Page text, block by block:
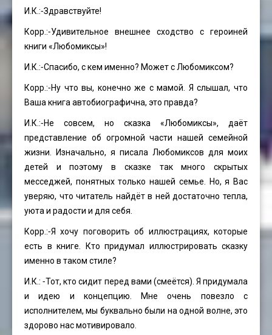
И.К.:⁃Здравствуйте!
Корр.:⁃Удивительное внешнее сходство с героиней
книги «Любомиксы»!
И.К.:⁃Спасибо, с кем именно? Может с Любомиксом?
Корр.:⁃Ну что вы, конечно же с мамой. Я слышал, что
Ваша книга автобиографична, это правда?
И.К.:⁃Не совсем, но сказка «Любомиксы», даёт
представление об огромной части нашей семейной
жизни. Изначально, я писала Любомиксов для моих
детей и поэтому в сказке так много скрытых
месседжей, понятных только нашей семье. Но, я Вас
уверяю, что читатель найдёт в ней достаточно тепла,
уюта и радости и для себя.
Корр.:⁃Я хочу поговорить об иллюстрациях, которые
есть в книге. Кто придумал иллюстрировать сказку
именно в таком стиле?
И.К.: ⁃Тот, кто сидит перед вами (смеётся). Я придумала
и идею и концепцию. Мне очень повезло с
исполнителем, мы буквально были на одной волне, это
здорово нас мотивировало.